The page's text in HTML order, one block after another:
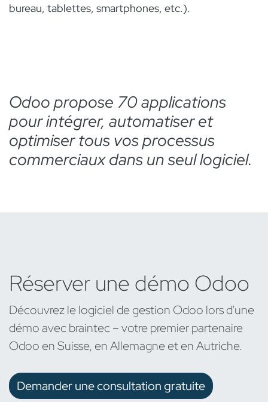
bureau, tablettes, smartphones, etc.).
Odoo propose 70 applications
pour intégrer, automatiser et
optimiser tous vos processus
commerciaux dans un seul logiciel.
Réserver une démo Odoo
Découvrez le logiciel de gestion Odoo lors d'une
démo avec braintec – votre premier partenaire
Odoo en Suisse, en Allemagne et en Autriche.
Demander une consultation gratuite